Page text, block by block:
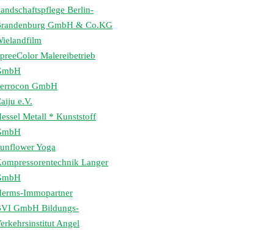
Berlin-
GmbH & Co.KG
Malereibetrieb
GmbH
e.V.
Metall * Kunststoff
Yoga
Langer
Immopartner
GmbH Bildungs-
Angel